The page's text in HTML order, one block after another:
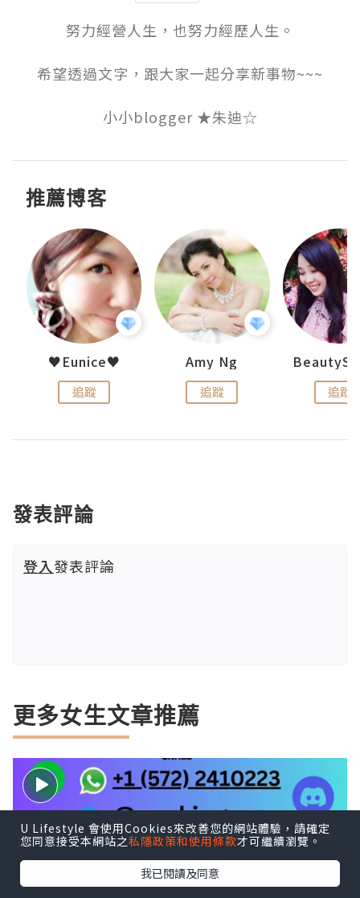
努力經營人生，也努力經歷人生。
希望透過文字，跟大家一起分享新事物~~~
小小blogger ★朱迪☆
推薦博客
♥Eunice♥
追蹤
Amy Ng
追蹤 追蹤
發表評論
登入發表評論
更多女生文章推薦
U Lifestyle 會使用Cookies來改善您的網站體驗，請確定
您同意接受本網站之私隱政策和使用條款才可繼續瀏覽。
我已閱讀及同意